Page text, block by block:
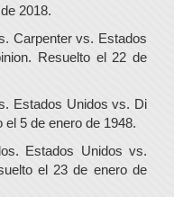
2018.
Carpenter vs. Estados
Resuelto el 22 de
Estados Unidos vs. Di
5 de enero de 1948.
Estados Unidos vs.
el 23 de enero de